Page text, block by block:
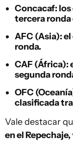
Concacaf:
tercera ronda
AFC (Asia):
ronda.
CAF (África):
segunda
OFC
clasificada
Vale destacar
en el Repechaje,